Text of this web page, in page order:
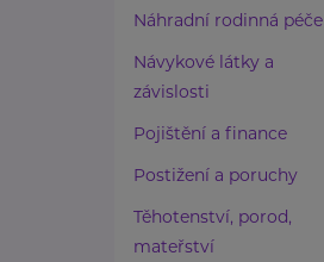
Náhradní rodinná péče
Návykové látky a
závislosti
Pojištění a finance
Postižení a poruchy
Těhotenství, porod,
mateřství